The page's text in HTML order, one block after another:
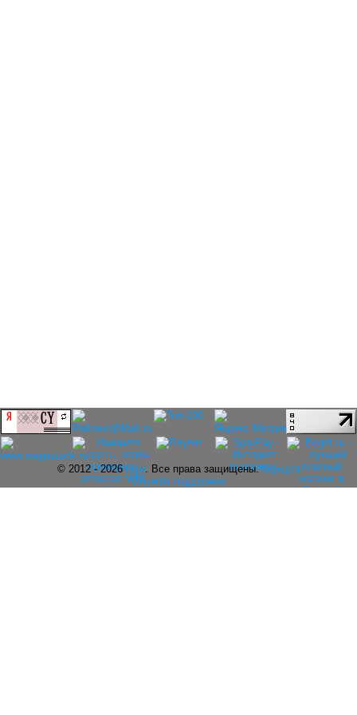
© 2012 - 2026rolar. Все права защищены.Оферта
Служба поддержки